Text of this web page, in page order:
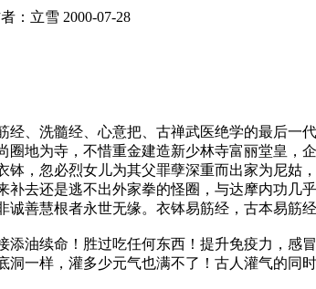
：立雪 2000-07-28
洗髓经、心意把、古禅武医绝学的最后一
圈地为寺，不惜重金建造新少林寺富丽堂皇，
钵，忽必烈女儿为其父罪孽深重而出家为尼姑
补去还是逃不出外家拳的怪圈，与达摩内功几
诚善慧根者永世无缘。衣钵易筋经，古本易筋经
续命！胜过吃任何东西！提升免疫力，感冒
洞一样，灌多少元气也满不了！古人灌气的同